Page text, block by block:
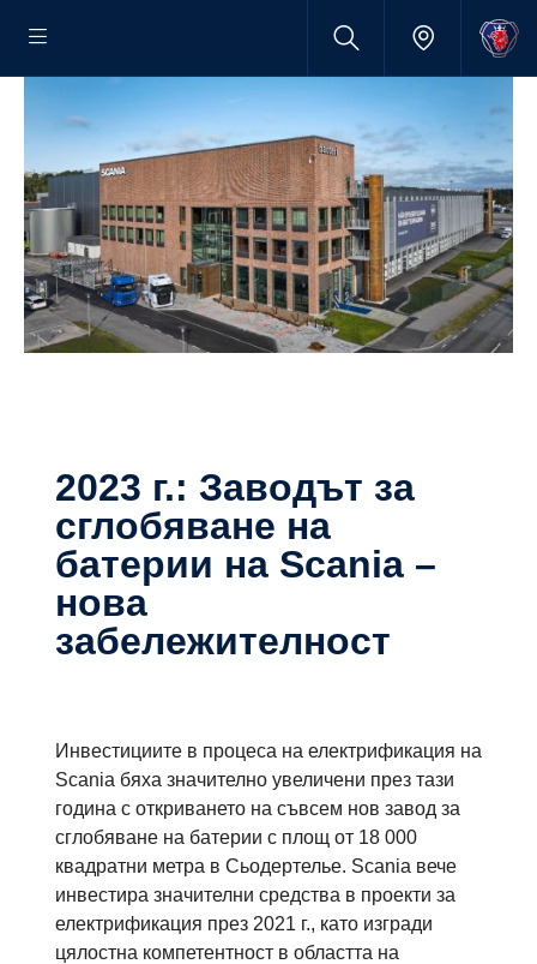
2023 г.: Заводът за
сглобяване на
батерии на Scania –
нова
забележителност
Инвестициите в процеса на електрификация на
Scania бяха значително увеличени през тази
година с откриването на съвсем нов завод за
сглобяване на батерии с площ от 18 000
квадратни метра в Сьодертелье. Scania вече
инвестира значителни средства в проекти за
електрификация през 2021 г., като изгради
цялостна компетентност в областта на